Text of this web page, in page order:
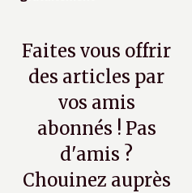
Faites vous offrir
des articles par
vos amis
abonnés ! Pas
d'amis ?
Chouinez auprès